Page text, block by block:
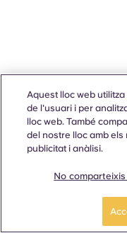
Aquest lloc web
de l'usuari i per
lloc web. També
del nostre lloc amb
publicitat i anàlisi.
No